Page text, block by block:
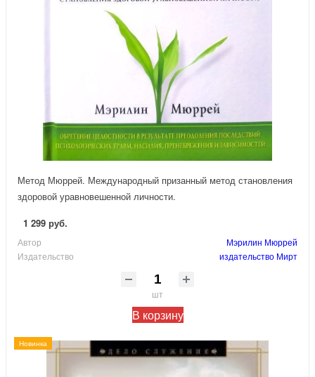
Метод Мюррей. Международный призанный метод становления
здоровой уравновешенной личности.
1 299 руб.
Автор
Мэрилин Мюррей
Издательство
издательство Мирт
шт
В корзину
Новинка